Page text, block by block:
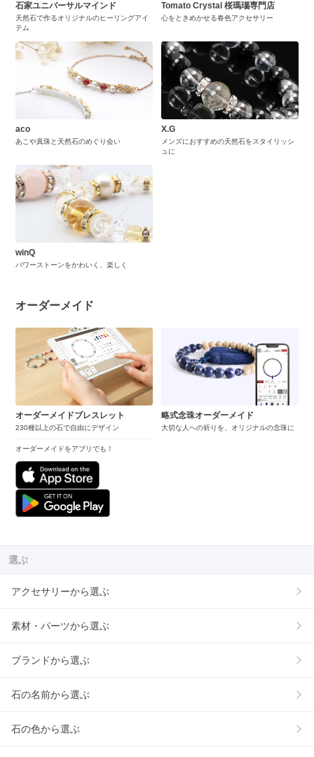
石家ユニバーサルマインド
天然石で作るオリジナルのヒーリングアイ
テム
Tomato Crystal 桜瑪瑙専門店
心をときめかせる春色アクセサリー
aco
あこや真珠と天然石のめぐり会い
X.G
メンズにおすすめの天然石をスタイリッシ
ュに
winQ
パワーストーンをかわいく、楽しく
オーダーメイド
オーダーメイドブレスレット
230種以上の石で自由にデザイン
オーダーメイドをアプリでも！
略式念珠オーダーメイド
大切な人への祈りを、オリジナルの念珠に
選ぶ
アクセサリーから選ぶ
素材・パーツから選ぶ
ブランドから選ぶ
石の名前から選ぶ
石の色から選ぶ